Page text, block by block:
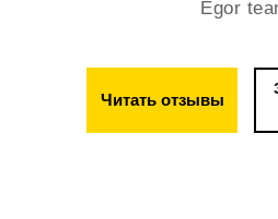
Egor
Читать отзывы